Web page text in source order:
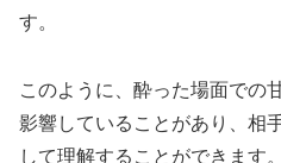
す。
このように、酔った場面での
影響していることがあり、相
して理解することができます